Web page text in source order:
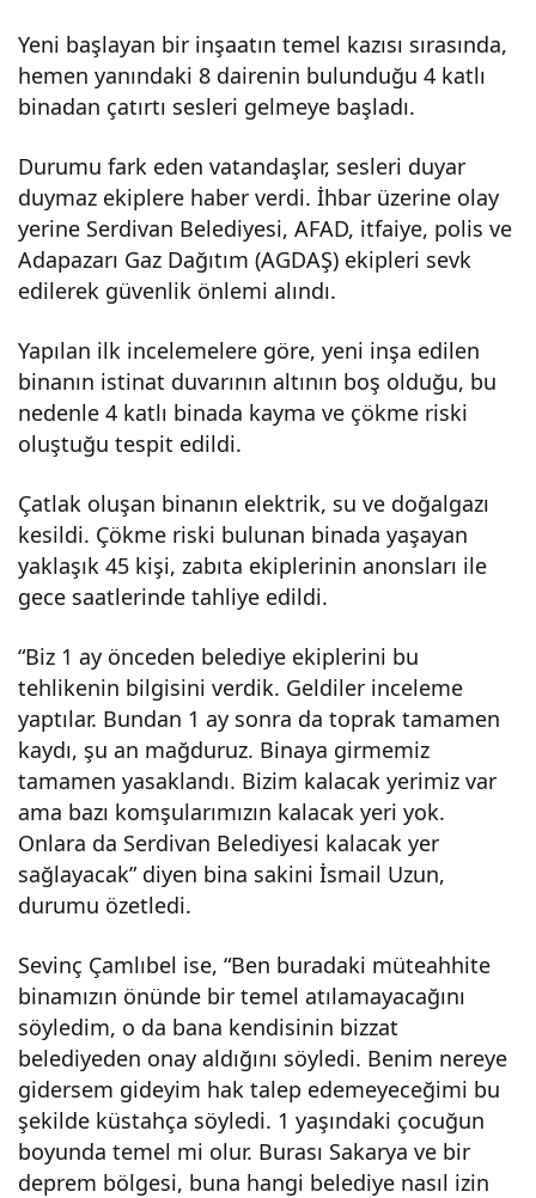
Yeni başlayan bir inşaatın temel kazısı sırasında,
hemen yanındaki 8 dairenin bulunduğu 4 katlı
binadan çatırtı sesleri gelmeye başladı.
Durumu fark eden vatandaşlar, sesleri duyar
duymaz ekiplere haber verdi. İhbar üzerine olay
yerine Serdivan Belediyesi, AFAD, itfaiye, polis ve
Adapazarı Gaz Dağıtım (AGDAŞ) ekipleri sevk
edilerek güvenlik önlemi alındı.
Yapılan ilk incelemelere göre, yeni inşa edilen
binanın istinat duvarının altının boş olduğu, bu
nedenle 4 katlı binada kayma ve çökme riski
oluştuğu tespit edildi.
Çatlak oluşan binanın elektrik, su ve doğalgazı
kesildi. Çökme riski bulunan binada yaşayan
yaklaşık 45 kişi, zabıta ekiplerinin anonsları ile
gece saatlerinde tahliye edildi.
“Biz 1 ay önceden belediye ekiplerini bu
tehlikenin bilgisini verdik. Geldiler inceleme
yaptılar. Bundan 1 ay sonra da toprak tamamen
kaydı, şu an mağduruz. Binaya girmemiz
tamamen yasaklandı. Bizim kalacak yerimiz var
ama bazı komşularımızın kalacak yeri yok.
Onlara da Serdivan Belediyesi kalacak yer
sağlayacak” diyen bina sakini İsmail Uzun,
durumu özetledi.
Sevinç Çamlıbel ise, “Ben buradaki müteahhite
binamızın önünde bir temel atılamayacağını
söyledim, o da bana kendisinin bizzat
belediyeden onay aldığını söyledi. Benim nereye
gidersem gideyim hak talep edemeyeceğimi bu
şekilde küstahça söyledi. 1 yaşındaki çocuğun
boyunda temel mi olur. Burası Sakarya ve bir
deprem bölgesi, buna hangi belediye nasıl izin